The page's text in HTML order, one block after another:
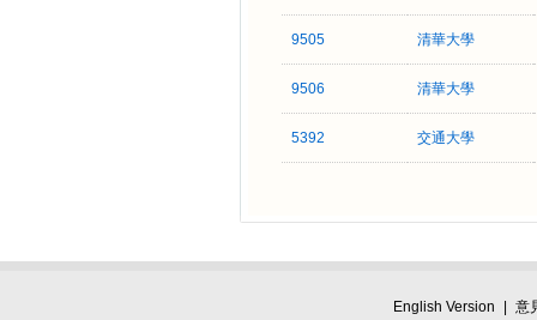
9505 清華大學
9506 清華大學
5392 交通大學
English Version
意